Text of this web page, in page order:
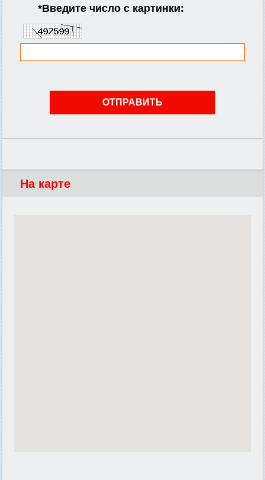
*Введите число с картинки:
На карте